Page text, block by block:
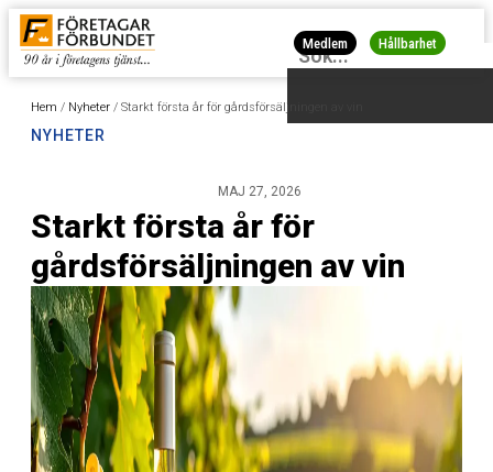
Medlem Hållbarhet
Hem / Nyheter / Starkt första år för gårdsförsäljningen av vin
NYHETER
MAJ 27, 2026
Starkt första år för
gårdsförsäljningen av vin